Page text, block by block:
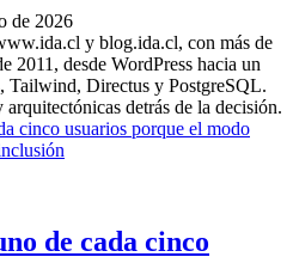
de 2026
y blog.ida.cl, con más de
2011, desde WordPress hacia un
Tailwind, Directus y PostgreSQL.
arquitectónicas detrás de la decisión.
de cada cinco